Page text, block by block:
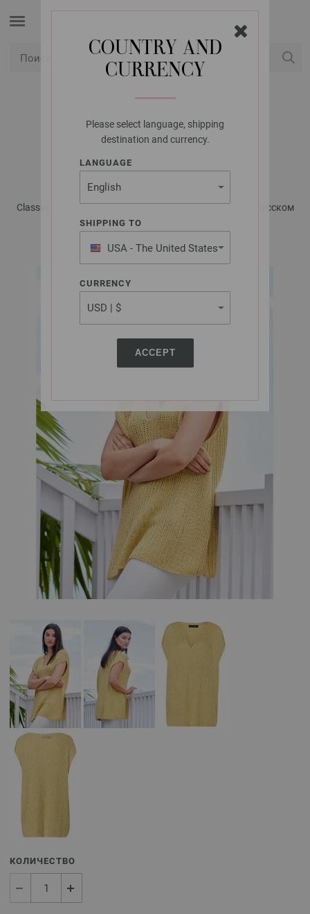
COUNTRY AND
CURRENCY
Please select language, shipping
destination and currency.
LANGUAGE
SHIPPING TO
USA - The United States
of America
CURRENCY
ACCEPT
LANA GROSSA
ТУНИКА LINARTE
Classici No. 22 - Журнал на немецком, инструкции на русском
языке | Модель 15
КОЛИЧЕСТВО